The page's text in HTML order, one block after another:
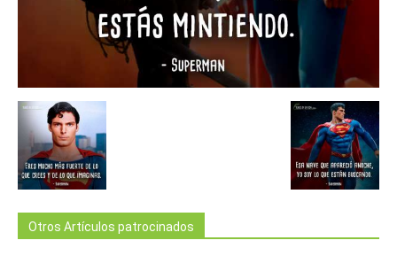
Otros Artículos patrocinados